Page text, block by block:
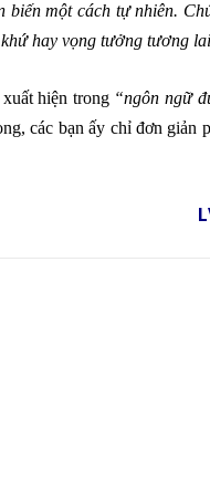
biến một cách tự nhiên.
hay vọng tưởng tương
hiện trong“ngôn ngữ
các bạn ấy chỉ đơn giản